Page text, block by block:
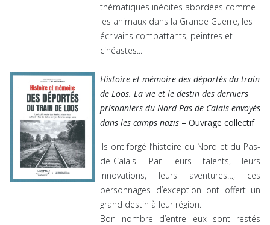
thématiques inédites abordées comme
les animaux dans la Grande Guerre, les
écrivains combattants, peintres et
cinéastes...
Histoire et mémoire des déportés du train
de Loos. La vie et le destin des derniers
prisonniers du Nord-Pas-de-Calais envoyés
dans les camps nazis – Ouvrage collectif
Ils ont forgé l’histoire du Nord et du Pas-
de-Calais. Par leurs talents, leurs
innovations, leurs aventures…, ces
personnages d’exception ont offert un
grand destin à leur région.
Bon nombre d’entre eux sont restés